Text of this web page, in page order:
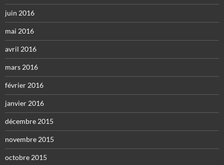
juin 2016
mai 2016
avril 2016
mars 2016
février 2016
janvier 2016
décembre 2015
novembre 2015
octobre 2015